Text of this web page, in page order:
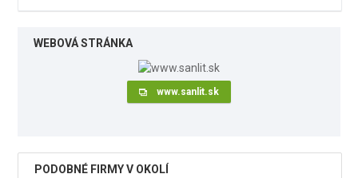
WEBOVÁ STRÁNKA
www.sanlit.sk
PODOBNÉ FIRMY V OKOLÍ